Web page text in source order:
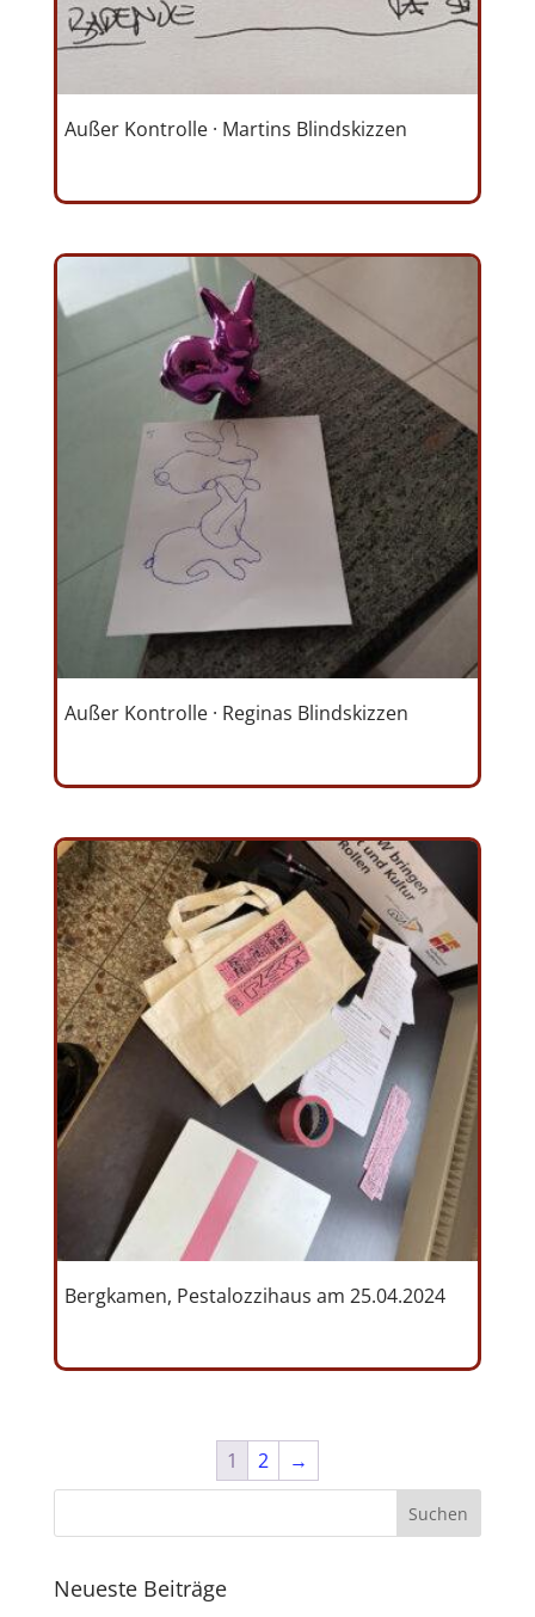
Außer Kontrolle · Martins Blindskizzen
Außer Kontrolle · Reginas Blindskizzen
Bergkamen, Pestalozzihaus am 25.04.2024
1 2 →
Neueste Beiträge